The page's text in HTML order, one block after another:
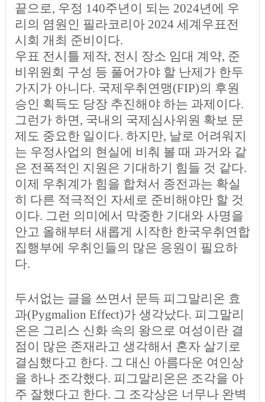
끝으로, 우정 140주년이 되는 2024년에 우
리의 염원인 필라코리아 2024 세계우표전
시회 개최 준비이다.
우표 전시틀 제작, 전시 장소 임대 계약, 준
비위원회 구성 등 풀어가야 할 난제가 한두
가지가 아니다. 국제우취연맹(FIP)의 후원
승인 획득도 당장 추진해야 하는 과제이다.
그런가 하면, 국내의 국제심사위원 확보 문
제도 중요한 일이다. 하지만, 날로 어려워지
는 우정사업의 현실에 비춰 볼 때 과거와 같
은 전폭적인 지원은 기대하기 힘들 것 같다.
이제 우취계가 힘을 합쳐서 종전과는 확실
히 다른 적극적인 자세로 준비해야만 할 것
이다. 그런 의미에서 막중한 기대와 사명을
안고 올해부터 새롭게 시작한 한국우취연합
집행부에 우취인들의 많은 응원이 필요하
다.
두서없는 글을 쓰면서 문득 피그말리온 효
과(Pygmalion Effect)가 생각났다. 피그말리
온은 그리스 신화 속의 왕으로 여성이란 결
점이 많은 존재라고 생각해서 혼자 살기로
결심했다고 한다. 그 대신 아름다운 여인상
을 하나 조각했다. 피그말리온은 조각을 아
주 잘했다고 한다. 그 조각상은 너무나 완벽